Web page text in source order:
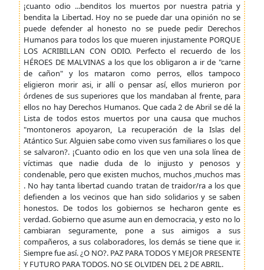
¡cuanto odio ...benditos los muertos por nuestra patria y
bendita la Libertad. Hoy no se puede dar una opinión no se
puede defender al honesto no se puede pedir Derechos
Humanos para todos los que mueren injustamente PORQUE
LOS ACRIBILLAN CON ODIO. Perfecto el recuerdo de los
HÉROES DE MALVINAS a los que los obligaron a ir de "carne
de cañon" y los mataron como perros, ellos tampoco
eligieron morir asi, ir allí o pensar así, ellos murieron por
órdenes de sus superiores que los mandaban al frente, para
ellos no hay Derechos Humanos. Que cada 2 de Abril se dé la
Lista de todos estos muertos por una causa que muchos
"montoneros apoyaron, La recuperación de la Islas del
Atántico Sur. Alguien sabe como viven sus familiares o los que
se salvaron?. ¡Cuanto odio en los que ven una sola línea de
víctimas que nadie duda de lo injjusto y penosos y
condenable, pero que existen muchos, muchos ,muchos mas
. No hay tanta libertad cuando tratan de traidor/ra a los que
defienden a los vecinos que han sido solidarios y se saben
honestos. De todos los gobiernos se hecharon gente es
verdad. Gobierno que asume aun en democracia, y esto no lo
cambiaran seguramente, pone a sus aimigos a sus
compañeros, a sus colaboradores, los demás se tiene que ir.
Siempre fue así. ¿O NO?. PAZ PARA TODOS Y MEJOR PRESENTE
Y FUTURO PARA TODOS. NO SE OLVIDEN DEL 2 DE ABRIL.